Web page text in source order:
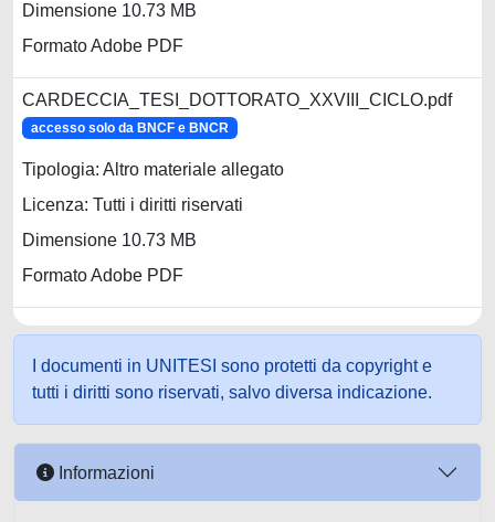
Dimensione 10.73 MB
Formato Adobe PDF
CARDECCIA_TESI_DOTTORATO_XXVIII_CICLO.pdf
accesso solo da BNCF e BNCR
Tipologia: Altro materiale allegato
Licenza: Tutti i diritti riservati
Dimensione 10.73 MB
Formato Adobe PDF
I documenti in UNITESI sono protetti da copyright e
tutti i diritti sono riservati, salvo diversa indicazione.
Informazioni